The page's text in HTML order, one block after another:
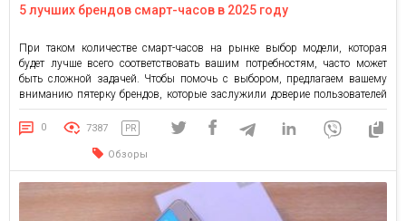
5 лучших брендов смарт-часов в 2025 году
При таком количестве смарт-часов на рынке выбор модели, которая
будет лучше всего соответствовать вашим потребностям, часто может
быть сложной задачей. Чтобы помочь с выбором, предлагаем вашему
вниманию пятерку брендов, которые заслужили доверие пользователей
качеством и функционалом своей продукции. Apple Пожалуй, самый
известный бренд в сегменте смарт-часов. В таких моделях, как Apple
Watch Series 10, SE, […]
0 7387 PR
Обзоры